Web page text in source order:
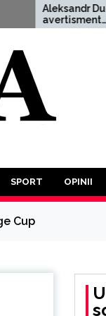
Dughin,
”Un Al
mai mult decât
În acest an va
să participăm la o
a tuturor împotriva
SPORT OPINII
Cup